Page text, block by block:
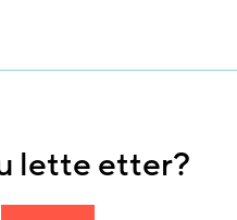
lette etter?